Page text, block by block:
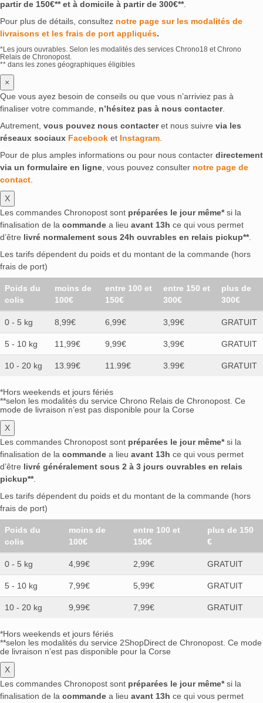
partir de 150€** et à domicile à partir de 300€**.
Pour plus de détails, consultez notre page sur les modalités de
livraisons et les frais de port appliqués.
*Les jours ouvrables. Selon les modalités des services Chrono18 et Chrono
Relais de Chronopost.
** dans les zones géographiques éligibles
×
Que vous ayez besoin de conseils ou que vous n’arriviez pas à
finaliser votre commande, n’hésitez pas à nous contacter.
Autrement, vous pouvez nous contacteret nous suivre via les
réseaux sociaux Facebook et Instagram.
Pour de plus amples informations ou pour nous contacter directement
via un formulaire en ligne, vous pouvez consulter notre page de
contact.
X
Les commandes Chronopost sont préparées le jour même*si la
finalisation de la commande a lieu avant 13h ce qui vous permet
d’être livré normalement sous 24h ouvrables en relais pickup**.
Les tarifs dépendent du poids et du montant de la commande (hors
frais de port)
Poids du
colis
moins de
100€
entre 100 et
150€
entre 150 et
300€
plus de
300€
0 - 5 kg 8,99€ 6,99€ 3,99€ GRATUIT
5 - 10 kg 11,99€ 9,99€ 3,99€ GRATUIT
10 - 20 kg 13.99€ 11.99€ 3.99€ GRATUIT
*Hors weekends et jours fériés
**selon les modalités du service Chrono Relais de Chronopost. Ce
mode de livraison n’est pas disponible pour la Corse
X
Les commandes Chronopost sont préparées le jour même*si la
finalisation de la commande a lieu avant 13h ce qui vous permet
d’être livré généralement sous 2 à 3 jours ouvrables en relais
pickup**.
Les tarifs dépendent du poids et du montant de la commande (hors
frais de port)
Poids du
colis
moins de
100€
entre 100 et
150€
plus de 150
€
0 - 5 kg 4,99€ 2,99€ GRATUIT
5 - 10 kg 7,99€ 5,99€ GRATUIT
10 - 20 kg 9,99€ 7,99€ GRATUIT
*Hors weekends et jours fériés
**selon les modalités du service 2ShopDirect de Chronopost. Ce mode
de livraison n’est pas disponible pour la Corse
X
Les commandes Chronopost sont préparées le jour même*si la
finalisation de la commande a lieu avant 13h ce qui vous permet